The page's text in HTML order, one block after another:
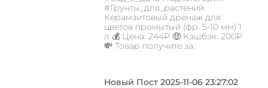
#Грунты_для_растений
Керамзитовый дренаж для
цветов промытый (фр. 5-10 мм) 1
л 💰 Цена: 244₽ 🤑 Кэшбэк: 200₽
💸 Товар получите за:
Новый Пост 2025-11-06 23:27:02